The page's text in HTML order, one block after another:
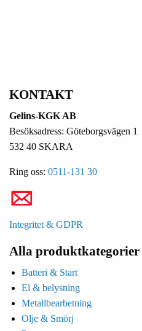
KONTAKT
Gelins-KGK AB
Besöksadress: Göteborgsvägen 1
532 40 SKARA
Ring oss: 0511-131 30
Integritet & GDPR
Alla produktkategorier
Batteri & Start
El & belysning
Metallbearbetning
Olje & Smörj